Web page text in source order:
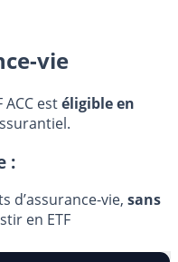
vie
ACC estéligible en
:
d’assurance-vie, sans
en ETF